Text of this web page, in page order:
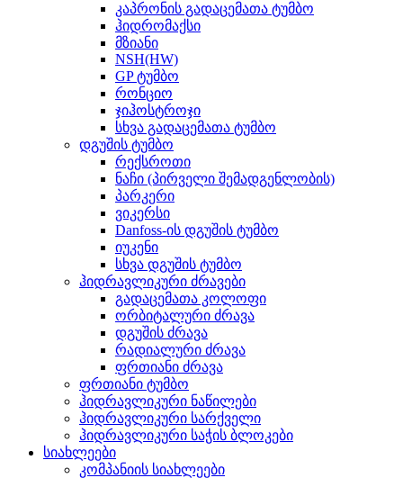
კაპრონის გადაცემათა ტუმბო
ჰიდრომაქსი
მზიანი
NSH(HW)
GP ტუმბო
რონციო
ჯიჰოსტროჯი
სხვა გადაცემათა ტუმბო
დგუშის ტუმბო
რექსროთი
ნაჩი (პირველი შემადგენლობის)
პარკერი
ვიკერსი
Danfoss-ის დგუშის ტუმბო
იუკენი
სხვა დგუშის ტუმბო
ჰიდრავლიკური ძრავები
გადაცემათა კოლოფი
ორბიტალური ძრავა
დგუშის ძრავა
რადიალური ძრავა
ფრთიანი ძრავა
ფრთიანი ტუმბო
ჰიდრავლიკური ნაწილები
ჰიდრავლიკური სარქველი
ჰიდრავლიკური საჭის ბლოკები
სიახლეები
კომპანიის სიახლეები